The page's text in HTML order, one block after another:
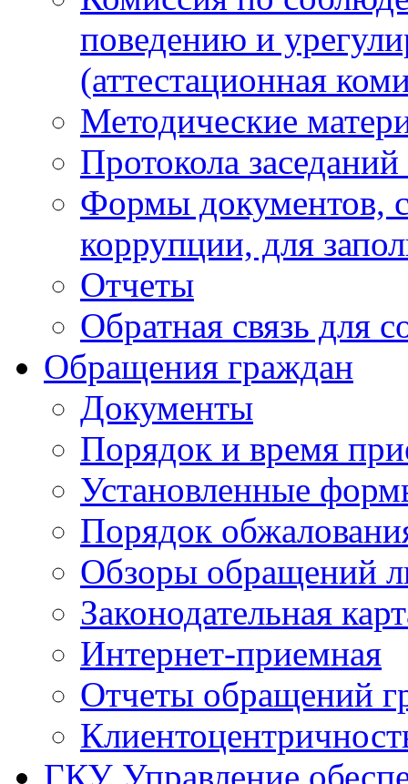
поведению и
(аттестационная
Методические
Протокола
Формы документов,
коррупции, для
Отчеты
Обратная связь для
Обращения граждан
Документы
Порядок и время
Установленные
Порядок
Обзоры обращений
Законодательная
Интернет-приемная
Отчеты обращений
ГКУ Управление